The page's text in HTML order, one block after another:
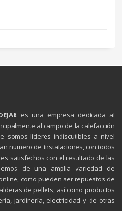
es una empresa dedicada al
al campo de la calefacción
somos líderes indiscutibles a nivel
número de instalaciones, con todos
satisfechos con el resultado de las
de una amplia variedad de
como pueden ser repuestos de
de pellets, así como productos
jardinería, electricidad y de otras